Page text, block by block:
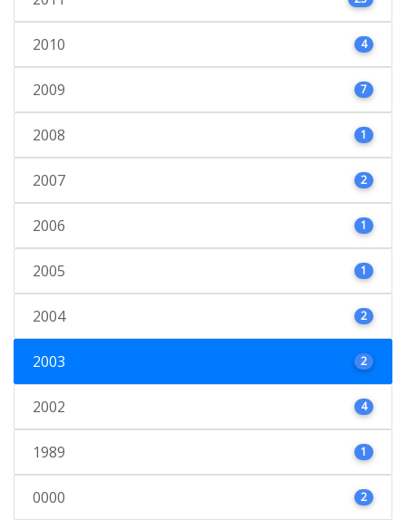
2010 4
2009 7
2008 1
2007 2
2006 1
2005 1
2004 2
2003 2
2002 4
1989 1
0000 2